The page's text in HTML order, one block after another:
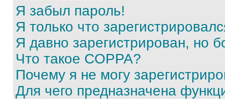
Я забыл пароль!
Я только что
Я давно зарегистрирован, но
Что такое COPPA?
Почему я не могу
Для чего предназначена